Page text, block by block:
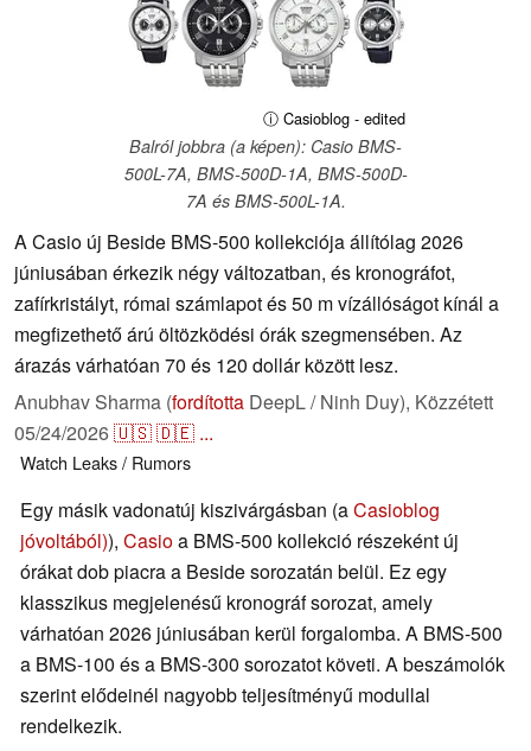
ⓘ Casioblog - edited
Balról jobbra (a képen): Casio BMS-
500L-7A, BMS-500D-1A, BMS-500D-
7A és BMS-500L-1A.
A Casio új Beside BMS-500 kollekciója állítólag 2026
júniusában érkezik négy változatban, és kronográfot,
zafírkristályt, római számlapot és 50 m vízállóságot kínál a
megfizethető árú öltözködési órák szegmensében. Az
árazás várhatóan 70 és 120 dollár között lesz.
Anubhav Sharma (fordította DeepL / Ninh Duy), Közzétett
05/24/2026🇺🇸🇩🇪 ...
Watch Leaks / Rumors
Egy másik vadonatúj kiszivárgásban (aCasioblog
jóvoltából)), Casioa BMS-500 kollekció részeként új
órákat dob piacra a Beside sorozatán belül. Ez egy
klasszikus megjelenésű kronográf sorozat, amely
várhatóan 2026 júniusában kerül forgalomba. A BMS-500
a BMS-100 és a BMS-300 sorozatot követi. A beszámolók
szerint elődeinél nagyobb teljesítményű modullal
rendelkezik.